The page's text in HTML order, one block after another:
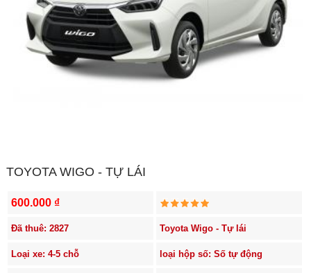
TOYOTA WIGO - TỰ LÁI
600.000 ₫
Đã thuê: 2827 Toyota Wigo - Tự lái
Loại xe: 4-5 chỗ loại hộp số: Số tự động